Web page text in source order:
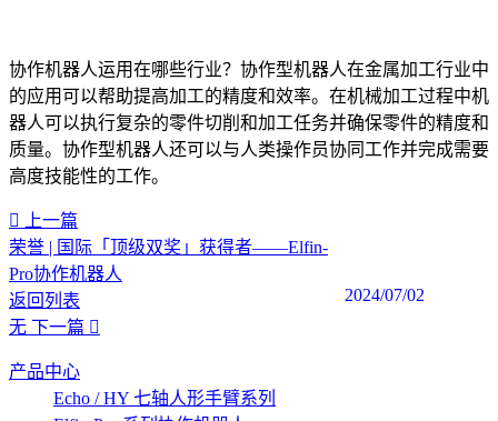
协作机器人运用在哪些行业？协作型机器人在金属加工行业中
的应用可以帮助提高加工的精度和效率。在机械加工过程中机
器人可以执行复杂的零件切削和加工任务并确保零件的精度和
质量。协作型机器人还可以与人类操作员协同工作并完成需要
高度技能性的工作。
上一篇
荣誉 | 国际「顶级双奖」获得者——Elfin-
Pro协作机器人
2024/07/02
返回列表
无 下一篇
产品中心
Echo / HY 七轴人形手臂系列